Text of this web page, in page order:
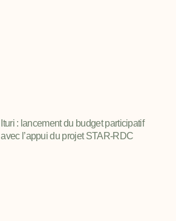
Ituri : lancement du budget participatif
avec l’appui du projet STAR-RDC